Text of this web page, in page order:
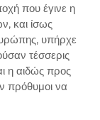
που έγινε η
και ίσως
υπήρχε
τέσσερις
η αιδώς προς
πρόθυμοι να